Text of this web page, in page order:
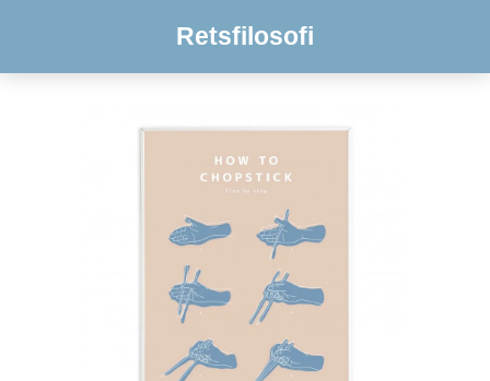
Retsfilosofi